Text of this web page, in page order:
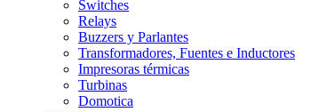
Switches
Relays
Buzzers y Parlantes
Transformadores, Fuentes e Inductores
Impresoras térmicas
Turbinas
Domotica